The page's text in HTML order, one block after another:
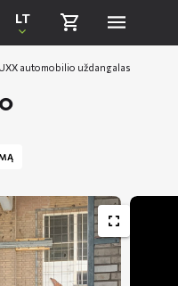
LT
automobilio uždangalas